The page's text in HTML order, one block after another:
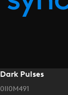
Dark Pulses
0II0M491